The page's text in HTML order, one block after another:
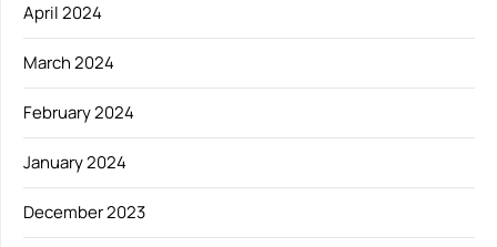
April 2024
March 2024
February 2024
January 2024
December 2023